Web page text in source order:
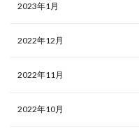
2023年1月
2022年12月
2022年11月
2022年10月